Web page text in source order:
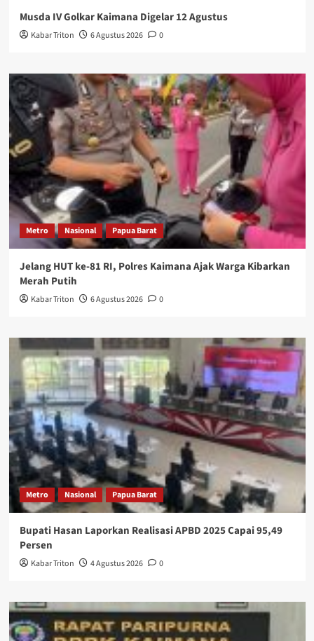
Musda IV Golkar Kaimana Digelar 12 Agustus
Kabar Triton 6 Agustus 2026 0
Metro Nasional Papua Barat
Jelang HUT ke-81 RI, Polres Kaimana Ajak Warga Kibarkan
Merah Putih
Kabar Triton 6 Agustus 2026 0
Metro Nasional Papua Barat
Bupati Hasan Laporkan Realisasi APBD 2025 Capai 95,49
Persen
Kabar Triton 4 Agustus 2026 0